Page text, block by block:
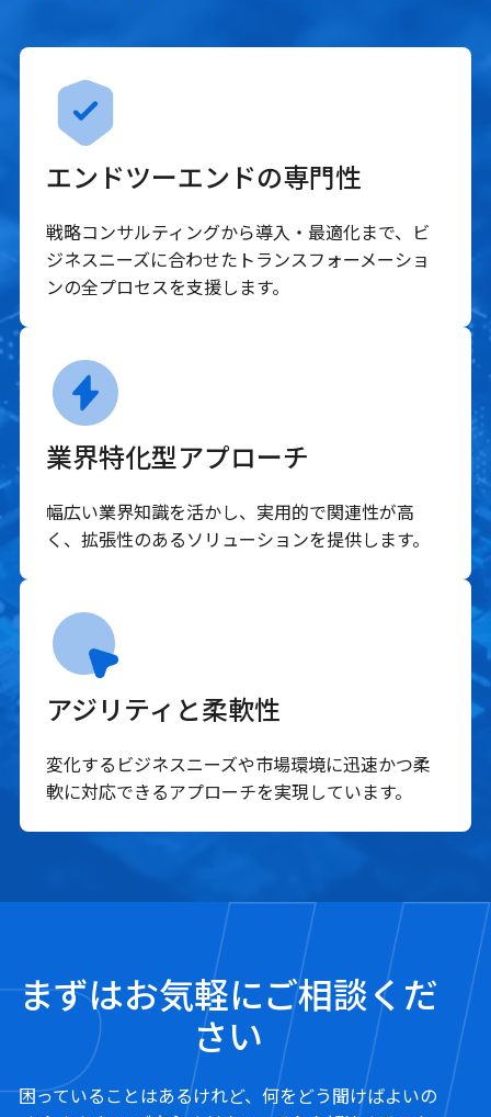
エンドツーエンドの専門性
戦略コンサルティングから導入・最適化まで、ビ
ジネスニーズに合わせたトランスフォーメーショ
ンの全プロセスを支援します。
業界特化型アプローチ
幅広い業界知識を活かし、実用的で関連性が高
く、拡張性のあるソリューションを提供します。
アジリティと柔軟性
変化するビジネスニーズや市場環境に迅速かつ柔
軟に対応できるアプローチを実現しています。
まずはお気軽にご相談くだ
さい
困っていることはあるけれど、何をどう聞けばよいの